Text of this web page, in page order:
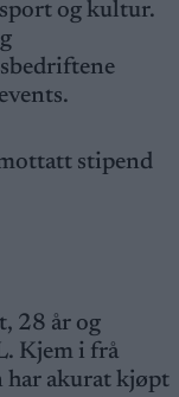
og kultur.
stipend
28 år og
Kjem i frå
har akurat kjøpt